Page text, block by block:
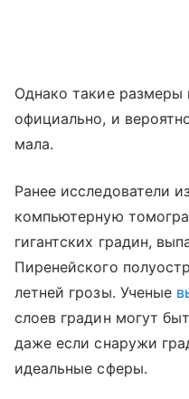
Однако такие размеры
официально, и
мала.
Ранее исследователи
компьютерную
гигантских градин,
Пиренейского
летней грозы. Ученые
слоев градин могут
даже если снаружи
идеальные сферы.